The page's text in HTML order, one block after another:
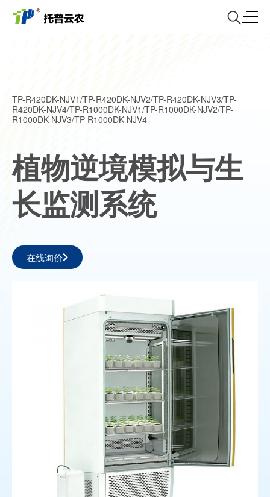
TP-R420DK-NJV1/TP-R420DK-NJV2/TP-R420DK-NJV3/TP-
R420DK-NJV4/TP-R1000DK-NJV1/TP-R1000DK-NJV2/TP-
R1000DK-NJV3/TP-R1000DK-NJV4
植物逆境模拟与生
长监测系统
在线询价